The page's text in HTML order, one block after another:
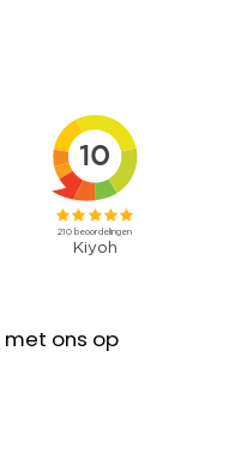
met ons op